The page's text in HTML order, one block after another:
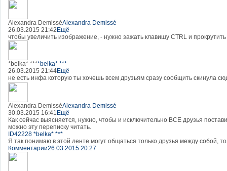
Alexandra DemisséAlexandra Demissé
26.03.2015 21:42 Ещё
чтобы увеличить изображение, - нужно зажать клавишу CTRL и
*belka* ****belka* ***
26.03.2015 21:44Ещё
не есть инфа которую ты хочешь всем друзьям сразу сообщить скинула
Alexandra DemisséAlexandra Demissé
30.03.2015 16:41 Ещё
Как сейчас выясняется, нужно, чтобы и исключительно ВСЕ друзья
можно эту переписку читать.
ID42228 *belka* ***
Я так понимаю в этой ленте могут общаться только друзья между собой,
Комментарии26.03.2015 20:27